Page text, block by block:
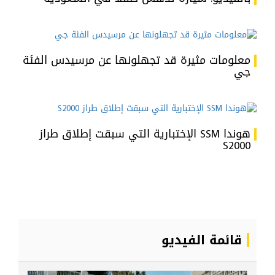
معلومات مثيرة قد تجهلونها عن مرسيدس الفئة
جي
هوندا SSM الإختبارية التي سبقت إطلاق طراز
S2000
قائمة الفيديو